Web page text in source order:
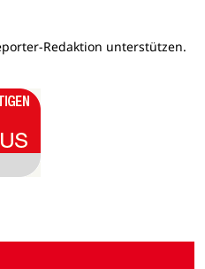
Redaktion unterstützen.